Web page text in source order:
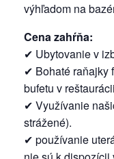
výhľadom na
Cena zahŕňa:
✔ Ubytovanie v
✔ Bohaté raňajky
bufetu v
✔ Využívanie
strážené).
✔ používanie